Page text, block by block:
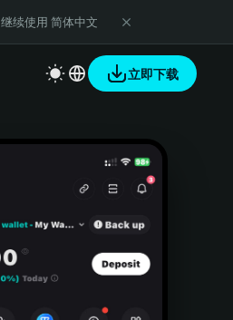
继续使用 简体中文
立即下载